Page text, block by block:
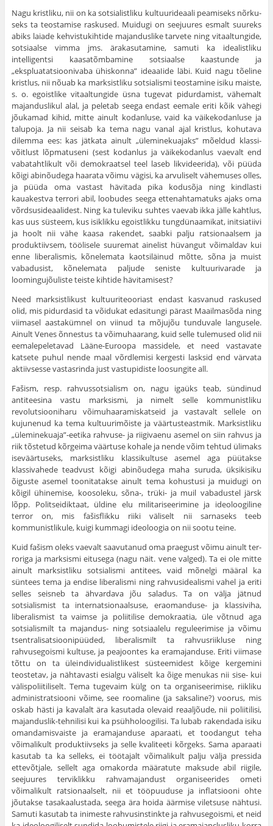
Nagu kristliku, nii on ka sotsialistliku kultuurideaali peamiseks nõrku­
seks ta teostamise raskused. Muidugi on seejuures esmalt suureks
abiks laiade kehvistukihtide majanduslike tarvete ning vitaaltungide,
sotsiaalse vimma jms. ärakasutamine, samuti ka idealistliku
intelligentsi kaasatõm­bamine sotsiaalse kaastunde ja
„ekspluatatsioonivaba ühiskonna” ideaaIide läbi. Kuid nagu tõeline
kristlus, nii nõuab ka marksistliku sotsia­lismi teostamine isiku maiste,
s. o. egoistlike vitaaltungide üsna tugevat pidurdamist, vähemalt
majanduslikul alal, ja peletab seega endast eemale eriti kõik vähegi
jõukamad kihid, mitte ainult kodanluse, vaid ka väike­kodanluse ja
talupoja. Ja nii seisab ka tema nagu vanal ajal kristlus, ko­hutava
dilemma ees: kas jätkata ainult „üleminekuajaks” mõeldud klassi­
võitlust lõpmatuseni (sest kodanlus ja väikekodanlus vaevalt end
vaba­tahtlikult või demokraatsel teel laseb likvideerida), või püüda
kõigi abi­nõudega haarata võimu vägisi, ka arvuliselt vähemuses olles,
ja püüda oma vastast hävitada pika kodusõja ning kindlasti
kauakestva terrori abil, loobudes seega ettenahtamatuks ajaks oma
võrdsusideaalidest. Ning ka tuleviku suhtes vaevab ikka jälle kahtlus,
kas uus süsteem, kus isik­likku egoistlikku tungdünaamikat, initsiatiivi
ja hoolt nii vähe kaasa rakendet, saabki palju ratsionaalsem ja
produktiivsem, töölisele suuremat ainelist hüvangut võimaldav kui
enne liberalismis, kõnelemata kaotsi­läinud mõtte, sõna ja muist
vabadusist, kõnelemata paljude seniste kul­tuurivarade ja
loomingujõuliste teiste kihtide hävitamisest?
Need marksistlikust kultuuriteooriast endast kasvanud raskused
olid, mis pidurdasid ta võidukat edasitungi pärast Maailmasõda ning
viimasel aastakümnel on viinud ta mõjujõu tunduvale langusele.
Ainult Venes õnnestus ta võimuhaarang, kuid selle tulemused olid nii
eemalepeleta­vad Lääne-Euroopa massidele, et need vastavate
katsete puhul nende maal võrdlemisi kergesti lasksid end värvata
aktiivsesse vastasrinda just vastupidiste loosungite all.
Fašism, resp. rahvussotsialism on, nagu igaüks teab, sündinud
antiteesina vastu marksismi, ja nimelt selle kommunistliku
revolutsiooniharu võimuhaaramiskatseid ja vastavalt sellele on
kujunenud ka tema kultuurimõiste ja väärtusteastmik. Marksistliku
„üleminekuaja”-eetika rahvuse- ja riigivaenu asemel on siin rahvus ja
riik tõstetud kõr­geima väärtuse kohale ja nende võim tehtud ülimaks
iseväärtuseks, marksistliku klassikultuse asemel aga püütakse
klassivahede teadvust kõigi abinõudega maha suruda, üksikisiku
õiguste asemel toonitatakse ainult tema kohustusi ja muidugi on
kõigil ühinemise, koosoleku, sõna-, trüki- ja muil vabadustel järsk
lõpp. Politseidiktaat, üldine elu militariseerimine ja ideoloogiline
terror on, mis fašisflikku riiki väliselt nii sarna­seks teeb
kommunistlikule, kuigi kummagi ideoloogia on nii sootu teine.
Kuid fašism oleks vaevalt saavutanud oma praegust võimu ainult ter­
roriga ja marksismi eitusega (nagu näit. vene valged). Ta ei ole mitte
ainult marksistliku sotsialismi antitees, vaid mõnelgi määral ka
süntees tema ja endise liberalismi ning rahvusidealismi vahel ja eriti
selles seisneb ta ähvardava jõu saladus. Ta on välja jätnud
sotsialismist ta internatsio­naalsuse, eraomanduse- ja klassiviha,
liberalismist ta vaimse ja poliitilise demokraatia, üle võtnud aga
sotsialismilt ta majandus- ning sotsiaalelu reguleerimise ja võimu
tsentralisatsioonipüüded, liberalismilt ta rahvus­riikluse ning
rahvusegoismi kultuse, ja peajoontes ka eramajanduse. Eriti viimase
tõttu on ta üleindividualistlikest süsteemidest kõige kergemini
teostetav, ja nähtavasti esialgu väliselt ka õige menukas nii sise- kui
välis­poliitiliselt. Tema tugevaim külg on ta organiseerimise, riikliku
administ­ratsiooni võime, see roomaline (ja saksaline?) voorus, mis
oskab hästi ja kavalalt ära kasutada olevaid reaaljõude, nii poliitilisi,
majanduslik-tehnilisi kui ka psühholoogilisi. Ta lubab rakendada isiku
omandamisvaiste ja eramajanduse aparaati, et toodangut teha
võimalikult produk­tiivseks ja selle kvaliteeti kõrgeks. Sama aparaati
kasutab ta ka selleks, ei töötajalt võimalikult palju välja pressida
ettevõtjale, sellelt aga oma­korda määratute maksude abil riigile,
seejuures terviklikku rahvamajan­dust organiseerides ometi
võimalikult ratsionaalselt, nii et tööpuuduse ja inflatsiooni ohte
jõutakse tasakaalustada, seega ära hoida äärmise vilet­suse nähtusi.
Samuti kasutab ta inimeste rahvusinstinkte ja rahvusegoismi, et neid